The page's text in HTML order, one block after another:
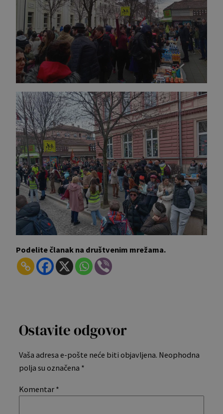
Podelite članak na društvenim mrežama.
Ostavite odgovor
Vaša adresa e-pošte neće biti objavljena. Neophodna
polja su označena *
Komentar *